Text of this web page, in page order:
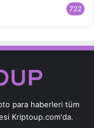
722
para haberleri tüm
Kriptoup.com'da.